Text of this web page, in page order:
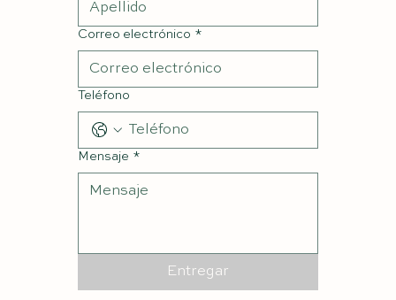
Correo electrónico *
Teléfono
Mensaje *
Entregar